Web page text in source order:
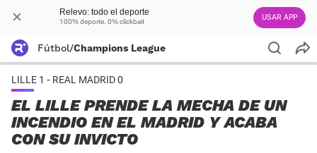
Relevo: todo el deporte
100% deporte. 0% clickbait USAR APP
Fútbol/Champions League
LILLE 1 - REAL MADRID 0
EL LILLE PRENDE LA MECHA DE UN
INCENDIO EN EL MADRID Y ACABA
CON SU INVICTO